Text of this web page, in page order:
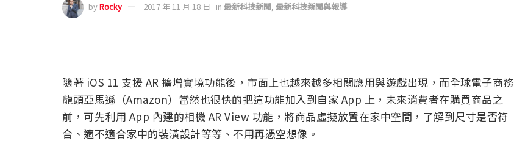
byRocky 2017 年 11 月 18 日 in 最新科技新聞, 最新科技新聞與報導
隨著 iOS 11 支援 AR 擴增實境功能後，市面上也越來越多相關應用與遊戲出現，而全球電子商務
龍頭亞馬遜（Amazon）當然也很快的把這功能加入到自家 App 上，未來消費者在購買商品之
前，可先利用 App 內建的相機 AR View 功能，將商品虛擬放置在家中空間，了解到尺寸是否符
合、適不適合家中的裝潢設計等等、不用再憑空想像。